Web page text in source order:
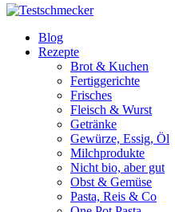
Blog
Rezepte
Brot & Kuchen
Fertiggerichte
Frisches
Fleisch & Wurst
Getränke
Gewürze, Essig, Öl
Milchprodukte
Nicht bio, aber gut
Obst & Gemüse
Pasta, Reis & Co